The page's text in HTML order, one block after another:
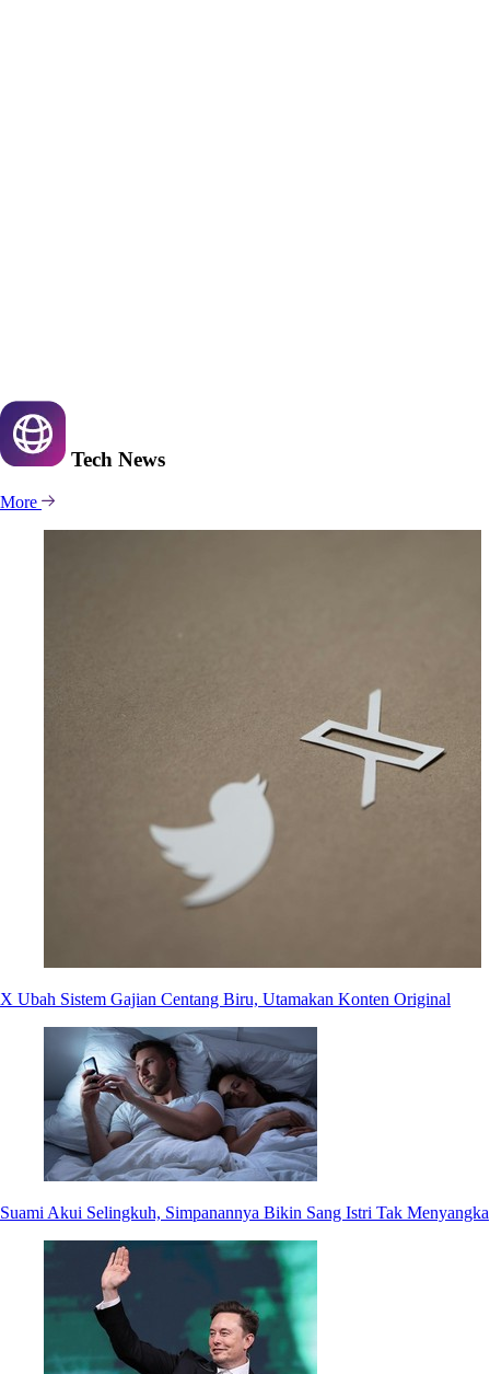
Tech News
More
X Ubah Sistem Gajian Centang Biru, Utamakan Konten Original
Suami Akui Selingkuh, Simpanannya Bikin Sang Istri Tak Menyangka